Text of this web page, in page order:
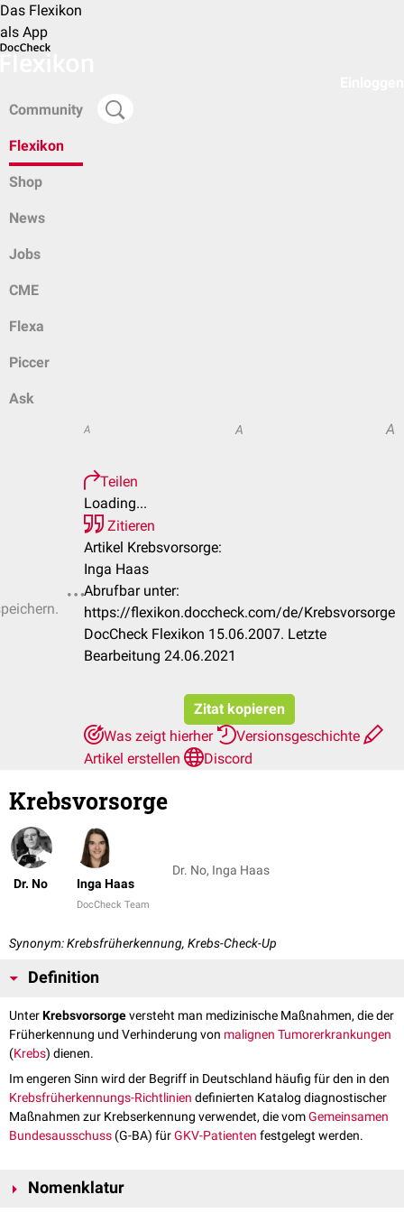
Das Flexikon
als App
Community
Flexikon
Shop
News
Jobs
CME
Flexa
Piccer
Ask
A A A
Teilen
Loading...
Zitieren
Artikel Krebsvorsorge:
Inga Haas
Abrufbar unter:
https://flexikon.doccheck.com/de/Krebsvorsorge
DocCheck Flexikon 15.06.2007. Letzte
Bearbeitung 24.06.2021
Zitat kopieren
Was zeigt hierher
Versionsgeschichte
Artikel erstellen
Discord
Krebsvorsorge
Dr. No Inga Haas
DocCheck Team
Dr. No, Inga Haas
Synonym: Krebsfrüherkennung, Krebs-Check-Up
Definition
UnterKrebsvorsorgeversteht man medizinische Maßnahmen, die der
Früherkennung und Verhinderung von malignen Tumorerkrankungen
(Krebs) dienen.
Im engeren Sinn wird der Begriff in Deutschland häufig für den in den
Krebsfrüherkennungs-Richtlinien definierten Katalog diagnostischer
Maßnahmen zur Krebserkennung verwendet, die vomGemeinsamen
Bundesausschuss (G-BA) fürGKV-Patienten festgelegt werden.
Nomenklatur